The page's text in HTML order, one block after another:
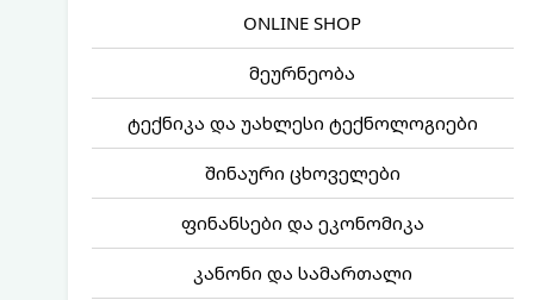
ONLINE SHOP
მეურნეობა
ტექნიკა და უახლესი ტექნოლოგიები
შინაური ცხოველები
ფინანსები და ეკონომიკა
კანონი და სამართალი